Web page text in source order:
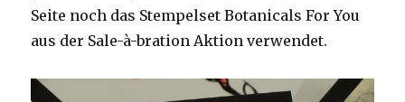
Seite noch das Stempelset Botanicals For You
aus der Sale-à-bration Aktion verwendet.